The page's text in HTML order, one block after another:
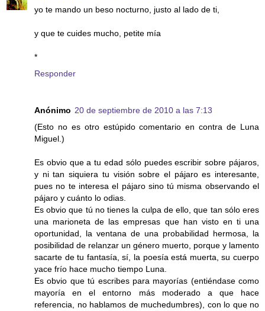
yo te mando un beso nocturno, justo al lado de ti,
y que te cuides mucho, petite mía
*
Responder
Anónimo 20 de septiembre de 2010 a las 7:13
(Esto no es otro estúpido comentario en contra de Luna
Miguel.)
Es obvio que a tu edad sólo puedes escribir sobre pájaros,
y ni tan siquiera tu visión sobre el pájaro es interesante,
pues no te interesa el pájaro sino tú misma observando el
pájaro y cuánto lo odias.
Es obvio que tú no tienes la culpa de ello, que tan sólo eres
una marioneta de las empresas que han visto en ti una
oportunidad, la ventana de una probabilidad hermosa, la
posibilidad de relanzar un género muerto, porque y lamento
sacarte de tu fantasía, sí, la poesía está muerta, su cuerpo
yace frío hace mucho tiempo Luna.
Es obvio que tú escribes para mayorías (entiéndase como
mayoría en el entorno más moderado a que hace
referencia, no hablamos de muchedumbres), con lo que no